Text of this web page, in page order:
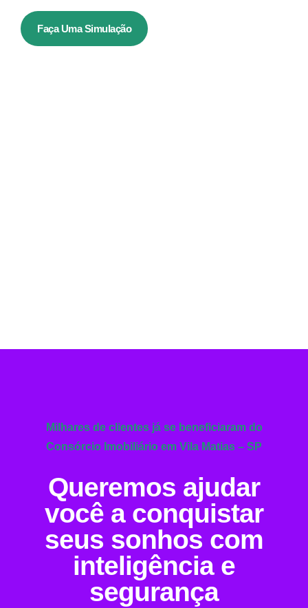
Faça Uma Simulação
Milhares de clientes já se beneficiaram do
Consórcio Imobiliário em Vila Matias – SP
Queremos ajudar
você a conquistar
seus sonhos com
inteligência e
segurança